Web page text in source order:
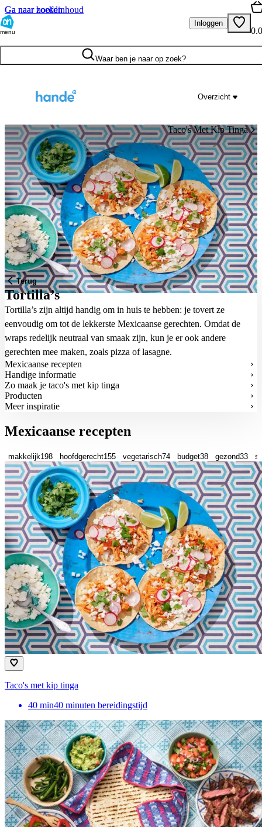
Ga naar hoofdinhoud
Ga naar zoeken
menu
Inloggen
Waar ben je naar op zoek?
Overzicht
Taco's Met Kip Tinga
Terug
Tortilla’s
Tortilla’s zijn altijd handig om in huis te hebben: je tovert ze
eenvoudig om tot de lekkerste Mexicaanse gerechten. Omdat de
wraps redelijk neutraal van smaak zijn, kun je er ook andere
gerechten mee maken, zoals pizza oflasagne.
Mexicaanse recepten
Handige informatie
Zo maak je taco's met kip tinga
Producten
Meer inspiratie
Mexicaanse recepten
makkelijk198 hoofdgerecht155 vegetarisch74 budget38 gezond33
Taco's met kip tinga
40 min40 minuten bereidingstijd